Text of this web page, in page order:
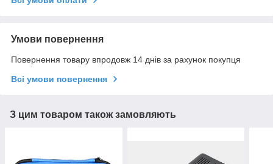
Умови повернення
Повернення товару впродовж 14 днів за рахунок покупця
Всі умови повернення
З цим товаром також замовляють